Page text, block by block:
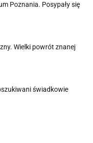
Poznania. Posypały się
Wielki powrót znanej
świadkowie